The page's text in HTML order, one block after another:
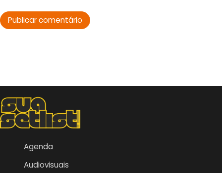
Agenda
Audiovisuais